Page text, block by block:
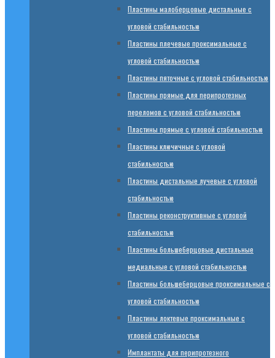
Пластины малоберцовые дистальные с
угловой стабильностью
Пластины плечевые проксимальные с
угловой стабильностью
Пластины пяточные с угловой стабильностью
Пластины прямые для перипротезных
переломов с угловой стабильностью
Пластины прямые с угловой стабильностью
Пластины ключичные с угловой
стабильностью
Пластины дистальные лучевые с угловой
стабильностью
Пластины реконструктивные с угловой
стабильностью
Пластины большеберцовые дистальные
медиальные с угловой стабильностью
Пластины большеберцовые проксимальные с
угловой стабильностью
Пластины локтевые проксимальные с
угловой стабильностью
Имплантаты для перипротезного